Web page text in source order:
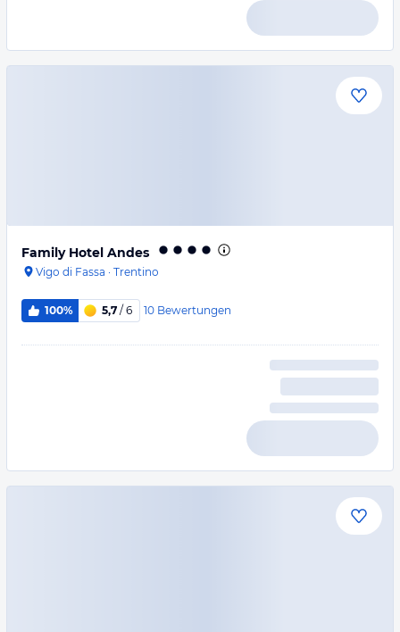
Family Hotel Andes
Vigo di Fassa · Trentino
100% 5,7 / 6 10 Bewertungen